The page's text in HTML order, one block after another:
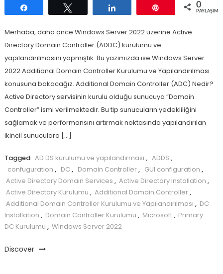
0
Merhaba, daha önce Windows Server 2022 üzerine Active
Directory Domain Controller (ADDC) kurulumu ve
yapılandırılmasını yapmıştık. Bu yazımızda ise Windows Server
2022 Additional Domain Controller Kurulumu ve Yapılandırılması
konusuna bakacağız. Additional Domain Controller (ADC) Nedir?
Active Directory servisinin kurulu olduğu sunucuya “Domain
Controller” ismi verilmektedir. Bu tip sunucuların yedekliliğini
sağlamak ve performansını artırmak noktasında yapılandırılan
ikincil sunuculara […]
Tagged AD DS kurulumu ve yapılandırması , ADDS ,
confuguration , DC , Domain Controller, GUI configuration ,
Active Directory Domain Services , Active Directory Installation ,
Active Directory Kurulumu , Additional Domain Controller,
Additional Domain Controller Kurulumu ve Yapılandırılması , DC
Installation , Domain Controller Kurulumu , Microsoft, Primary
DC Kurulumu , Windows Server 2022
Discover